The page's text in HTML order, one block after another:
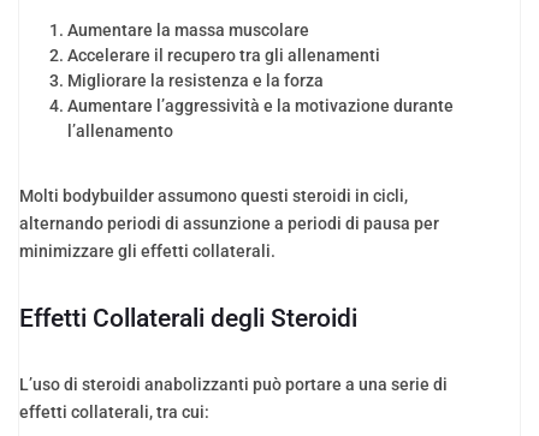
Aumentare la massa muscolare
Accelerare il recupero tra gli allenamenti
Migliorare la resistenza e la forza
Aumentare l’aggressività e la motivazione durante
l’allenamento
Molti bodybuilder assumono questi steroidi in cicli,
alternando periodi di assunzione a periodi di pausa per
minimizzare gli effetti collaterali.
Effetti Collaterali degli Steroidi
L’uso di steroidi anabolizzanti può portare a una serie di
effetti collaterali, tra cui: